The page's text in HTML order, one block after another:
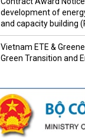
development of
and capacity building
Vietnam ETE &
Green Transition and